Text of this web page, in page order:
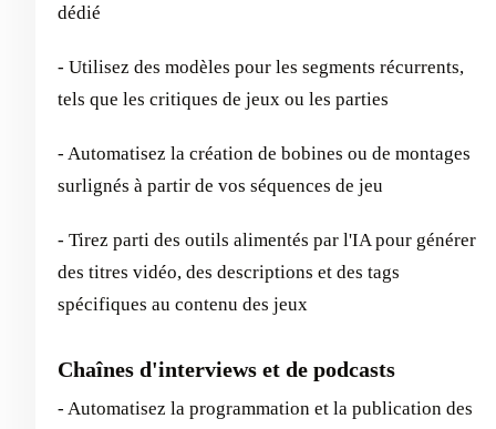
dédié
- Utilisez des modèles pour les segments récurrents,
tels que les critiques de jeux ou les parties
- Automatisez la création de bobines ou de montages
surlignés à partir de vos séquences de jeu
- Tirez parti des outils alimentés par l'IA pour générer
des titres vidéo, des descriptions et des tags
spécifiques au contenu des jeux
Chaînes d'interviews et de podcasts
- Automatisez la programmation et la publication des